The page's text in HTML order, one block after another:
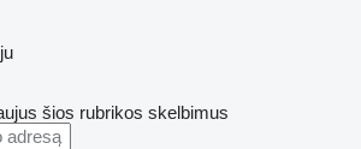
šios rubrikos skelbimus